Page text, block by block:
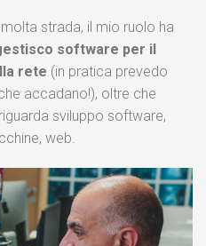
strada, il mio ruolo ha
software per il
rete (in pratica prevedo
accadano!), oltre che
sviluppo software,
web.